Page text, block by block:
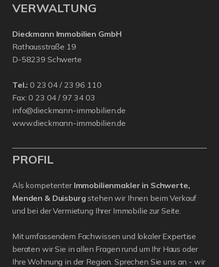
VERWALTUNG
Dieckmann Immobilien GmbH
Rathausstraße 19
D-58239 Schwerte
Tel.: 0 23 04 / 23 96 110
Fax: 0 23 04 / 97 34 03
info@dieckmann-immobilien.de
www.dieckmann-immobilien.de
PROFIL
Als kompetenter Immobilienmakler in Schwerte,
Menden & Duisburg stehen wir Ihnen beim Verkauf
und bei der Vermietung Ihrer Immobilie zur Seite.
Mit umfassendem Fachwissen und lokaler Expertise
beraten wir Sie in allen Fragen rund um Ihr Haus oder
Ihre Wohnung in der Region. Sprechen Sie uns an - wir